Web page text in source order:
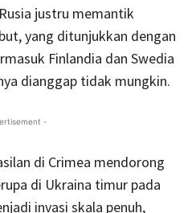
justru memantik
yang ditunjukkan dengan
Finlandia dan Swedia
dianggap tidak mungkin.
-
di Crimea mendorong
di Ukraina timur pada
invasi skala penuh,